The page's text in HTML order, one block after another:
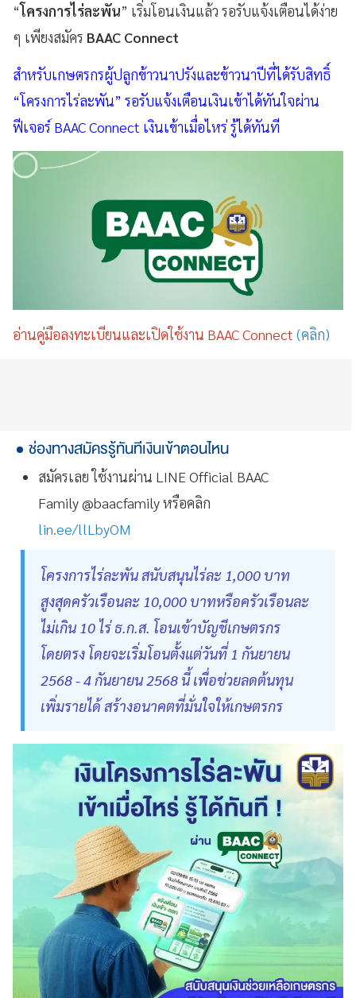
“โครงการไร่ละพัน” เริ่มโอนเงินแล้ว รอรับแจ้งเตือนได้ง่าย
ๆ เพียงสมัคร BAAC Connect
สำหรับเกษตรกรผู้ปลูกข้าวนาปรังและข้าวนาปีที่ได้รับสิทธิ์
“โครงการไร่ละพัน” รอรับแจ้งเตือนเงินเข้าได้ทันใจผ่าน
ฟีเจอร์ BAAC Connect เงินเข้าเมื่อไหร่ รู้ได้ทันที
อ่านคู่มือลงทะเบียนและเปิดใช้งาน BAAC Connect (คลิก)
ช่องทางสมัครรู้ทันทีเงินเข้าตอนไหน
สมัครเลย ใช้งานผ่าน LINE Official BAAC
Family @baacfamily หรือคลิก
lin.ee/llLbyOM
โครงการไร่ละพัน สนับสนุนไร่ละ 1,000 บาท
สูงสุดครัวเรือนละ 10,000 บาทหรือครัวเรือนละ
ไม่เกิน 10 ไร่ ธ.ก.ส. โอนเข้าบัญชีเกษตรกร
โดยตรง โดยจะเริ่มโอนตั้งแต่วันที่ 1 กันยายน
2568 - 4 กันยายน 2568 นี้ เพื่อช่วยลดต้นทุน
เพิ่มรายได้ สร้างอนาคตที่มั่นใจให้เกษตรกร